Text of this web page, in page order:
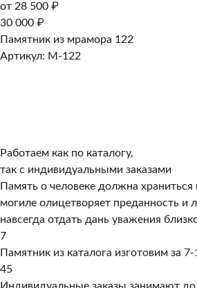
от 28 500 ₽
30 000 ₽
Памятник из мрамора 122
Артикул: M-122
Работаем как по каталогу,
так с индивидуальными заказами
Память о человеке должна
могиле олицетворяет преданность и
навсегда отдать дань уважения
7
Памятник из каталога изготовим за
45